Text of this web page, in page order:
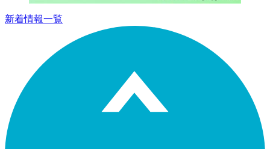
新着情報一覧